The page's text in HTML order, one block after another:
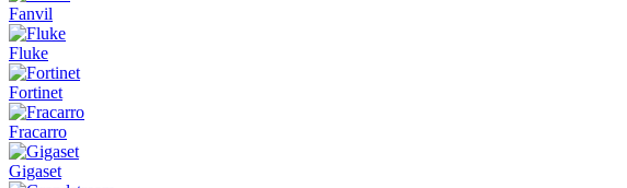
Fanvil
Fluke
Fortinet
Fracarro
Gigaset